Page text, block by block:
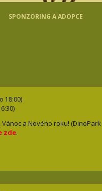
SPONZORING A ADOPCE
18:00)
a Nového roku! (DinoPark
zde.